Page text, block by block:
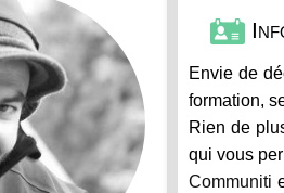
Envie de
formation,
Rien de
qui vous
Communiti